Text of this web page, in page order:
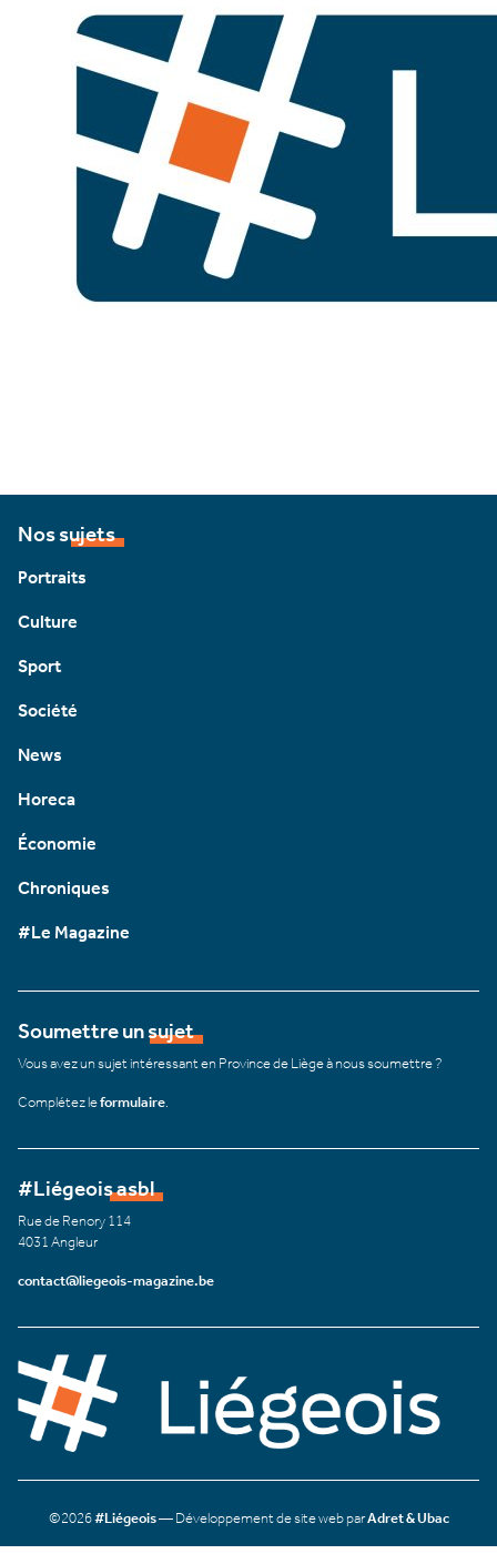
Nos sujets
Portraits
Culture
Sport
Société
News
Horeca
Économie
Chroniques
#Le Magazine
Soumettre un sujet
Vous avez un sujet intéressant en Province de Liège à nous soumettre ?
Complétez leformulaire
#Liégeois asbl
Rue de Renory 114
4031 Angleur
contact@liegeois-magazine.be
©2026#Liégeois— Développement de site web parAdret & Ubac